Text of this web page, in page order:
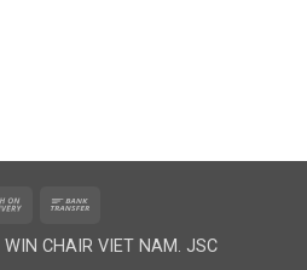
Cash
Delivery
WIN CHAIR VIET NAM. JSC